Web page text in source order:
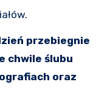
przebiegnie
chwile ślubu
oraz